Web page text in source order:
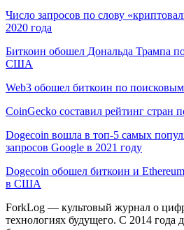
Число запросов по слову
2020 года
Биткоин обошел Дональда Трампа
США
Web3 обошел биткоин по
CoinGecko составил рейтинг стран
Dogecoin вошла в топ-5 самых
запросов Google в 2021 году
Dogeсoin обошел биткоин и
в США
ForkLog — культовый журнал о
технологиях будущего. С 2014 года